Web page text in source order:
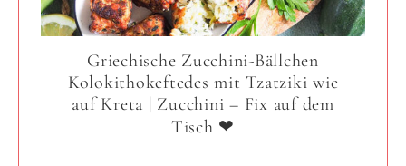
Griechische Zucchini-Bällchen
Kolokithokeftedes mit Tzatziki wie
auf Kreta | Zucchini – Fix auf dem
Tisch ❤